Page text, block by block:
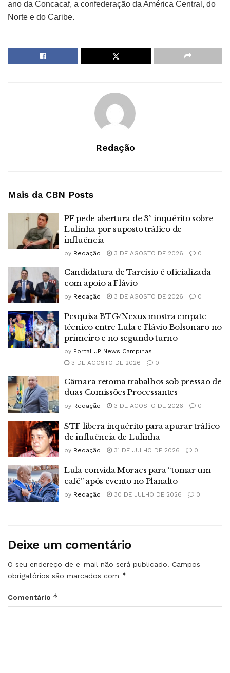
ano da Concacaf, a confederação da América Central, do
Norte e do Caribe.
Redação
Mais da CBN Posts
PF pede abertura de 3º inquérito sobre
Lulinha por suposto tráfico de
influência
by Redação 3 DE AGOSTO DE 2026 0
Candidatura de Tarcísio é oficializada
com apoio a Flávio
by Redação 3 DE AGOSTO DE 2026 0
Pesquisa BTG/Nexus mostra empate
técnico entre Lula e Flávio Bolsonaro no
primeiro e no segundo turno
by Portal JP News Campinas
3 DE AGOSTO DE 2026
0
Câmara retoma trabalhos sob pressão de
duas Comissões Processantes
by Redação 3 DE AGOSTO DE 2026 0
STF libera inquérito para apurar tráfico
de influência de Lulinha
by Redação 31 DE JULHO DE 2026 0
Lula convida Moraes para “tomar um
café” após evento no Planalto
by Redação 30 DE JULHO DE 2026 0
Deixe um comentário
O seu endereço de e-mail não será publicado. Campos
obrigatórios são marcados com *
Comentário *